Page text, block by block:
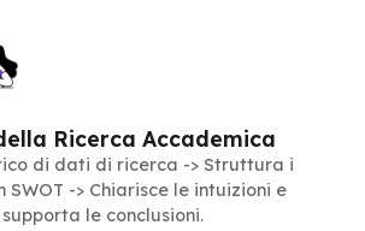
Ricerca Accademica
di dati di ricerca -> Struttura i
SWOT -> Chiarisce le intuizioni e
supporta le conclusioni.